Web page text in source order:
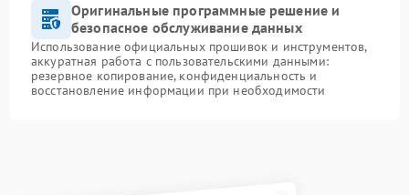
Оригинальные программные решение и
безопасное обслуживание данных
Использование официальных прошивок и инструментов,
аккуратная работа с пользовательскими данными:
резервное копирование, конфиденциальность и
восстановление информации при необходимости